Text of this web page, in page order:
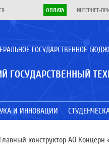
ОПЛАТА ИНТЕРНЕТ-
ГОСУДАРСТВЕННОЕ
ГОСУДАРСТВЕННЫЙ
И ИННОВАЦИИ
конструктор АО